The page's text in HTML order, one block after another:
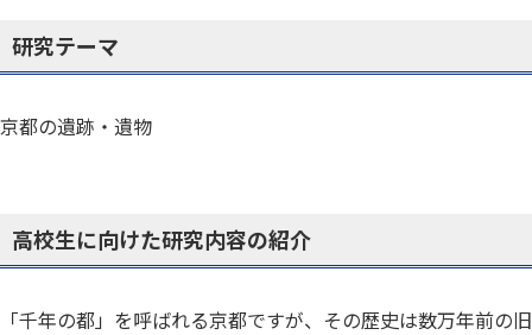
研究テーマ
京都の遺跡・遺物
高校生に向けた研究内容の紹介
「千年の都」を呼ばれる京都ですが、その歴史は数万年前の旧